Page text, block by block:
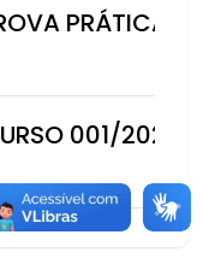
PRÁTICA E
001/2023